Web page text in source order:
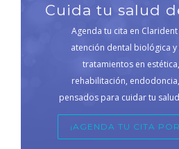
Cuida tu salud
Agenda tu cita en
atención dental biológica y
tratamientos en
rehabilitación,
pensados para cuidar tu
¡AGENDA TU CITA